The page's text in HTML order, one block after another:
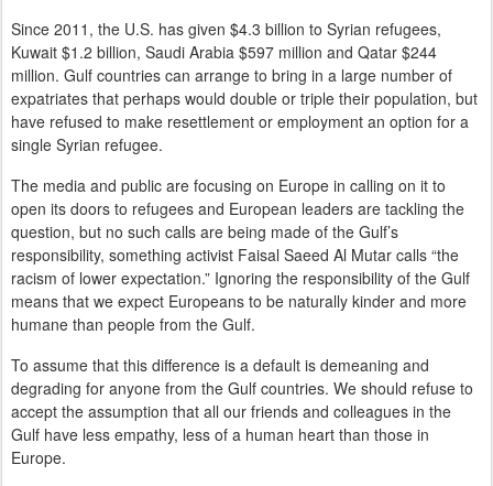
Since 2011, the U.S. has given $4.3 billion to Syrian refugees,
Kuwait $1.2 billion, Saudi Arabia $597 million and Qatar $244
million. Gulf countries can arrange to bring in a large number of
expatriates that perhaps would double or triple their population, but
have refused to make resettlement or employment an option for a
single Syrian refugee.
The media and public are focusing on Europe in calling on it to
open its doors to refugees and European leaders are tackling the
question, but no such calls are being made of the Gulf’s
responsibility, something activist Faisal Saeed Al Mutar calls “the
racism of lower expectation.” Ignoring the responsibility of the Gulf
means that we expect Europeans to be naturally kinder and more
humane than people from the Gulf.
To assume that this difference is a default is demeaning and
degrading for anyone from the Gulf countries. We should refuse to
accept the assumption that all our friends and colleagues in the
Gulf have less empathy, less of a human heart than those in
Europe.